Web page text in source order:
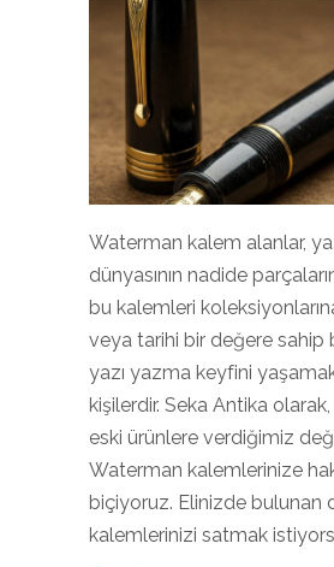
Waterman kalem alanlar,
dünyasının nadide
bu kalemleri
veya tarihi bir değere sahip
yazı yazma keyfini
kişilerdir. Seka Antika
eski ürünlere verdiğimiz
Waterman kalemlerinize
biçiyoruz. Elinizde bulunan
kalemlerinizi satmak